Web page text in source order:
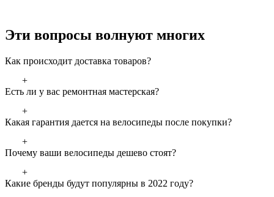
Эти вопросы волнуют многих
Как происходит доставка товаров?
+
Есть ли у вас ремонтная мастерская?
+
Какая гарантия дается на велосипеды после покупки?
+
Почему ваши велосипеды дешево стоят?
+
Какие бренды будут популярны в 2022 году?